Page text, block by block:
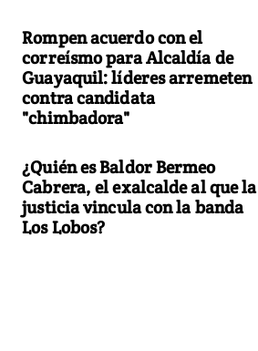
Rompen acuerdo con el
correísmo para Alcaldía de
Guayaquil: líderes arremeten
contra candidata
"chimbadora"
¿Quién es Baldor Bermeo
Cabrera, el exalcalde al que la
justicia vincula con la banda
Los Lobos?